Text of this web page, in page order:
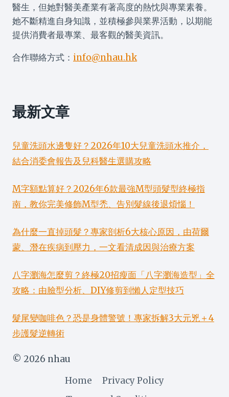
醫生，但她對醫美產業有著高度的熱忱與專業素養。
她不斷精進自身知識，並積極參與業界活動，以期能
提供消費者最專業、最客觀的醫美資訊。
合作聯絡方式： info@nhau.hk
最新文章
兒童洗頭水邊隻好？2026年10大兒童洗頭水推介，
結合消委會報告及兒科醫生選購攻略
M字額點算好？2026年6款最強M型頭髮型終極指
南，教你完美修飾M型禿、告別髮線後退煩惱！
為什麼一直掉頭髮？專家剖析6大核心原因，由荷爾
蒙、潛在疾病到壓力，一文看清成因與治療方案
八字瀏海怎麼剪？終極20招瘦面「八字瀏海造型」全
攻略：由臉型分析、DIY修剪到懶人定型技巧
髮尾變咖啡色？恐是身體警號！專家拆解3大元兇＋4
步護髮逆轉術
© 2026 nhau
Home
Privacy Policy